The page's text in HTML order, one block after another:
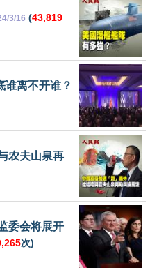
3/16 (43,819
谁离不开谁？
农夫山泉再
委会将展开
次)